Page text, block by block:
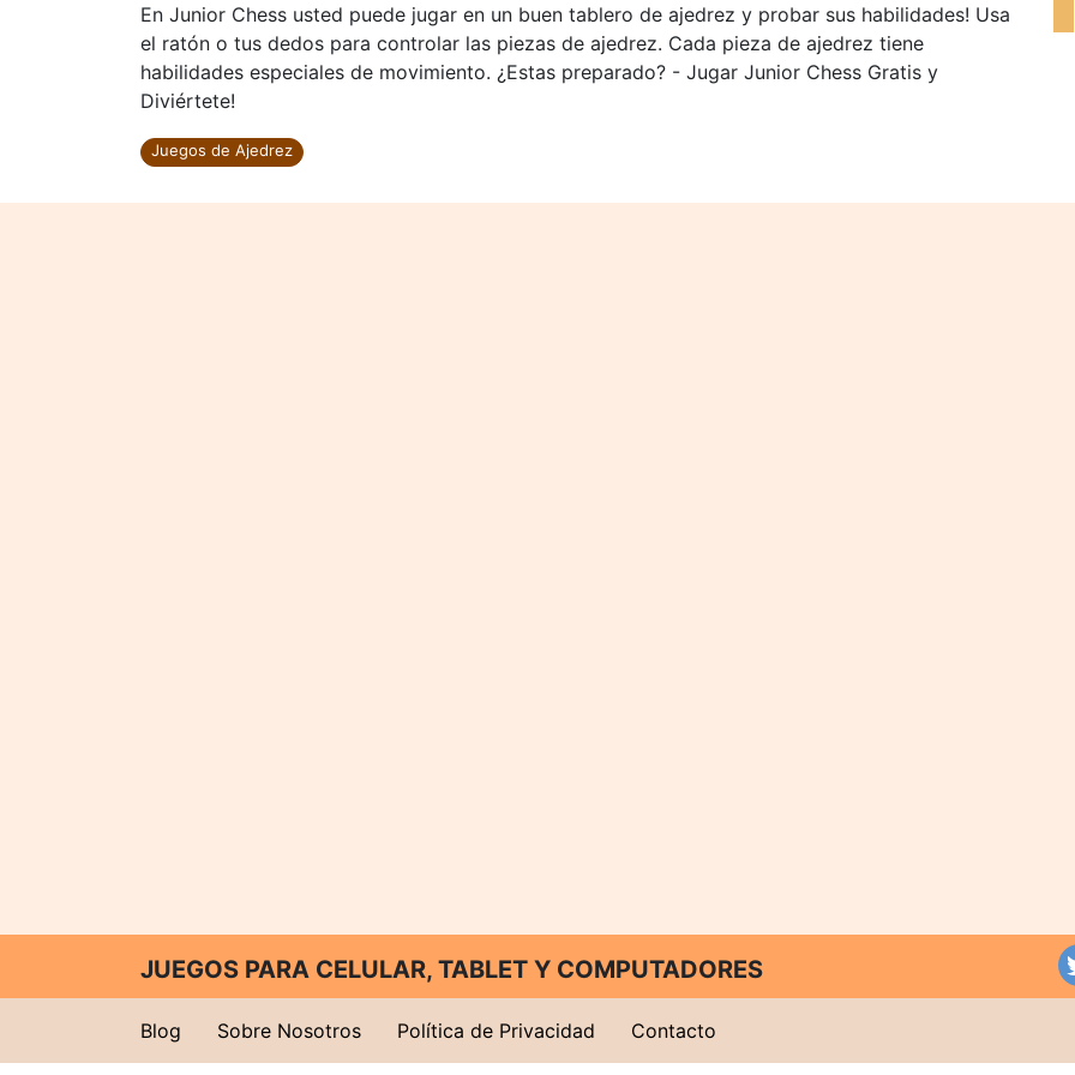
En Junior Chess usted puede jugar en un buen tablero de ajedrez y probar sus habilidades! Usa
el ratón o tus dedos para controlar las piezas de ajedrez. Cada pieza de ajedrez tiene
habilidades especiales de movimiento. ¿Estas preparado? - Jugar Junior Chess Gratis y
Diviértete!
Juegos de Ajedrez
JUEGOS PARA CELULAR, TABLET Y COMPUTADORES
Blog Sobre Nosotros Política de Privacidad Contacto